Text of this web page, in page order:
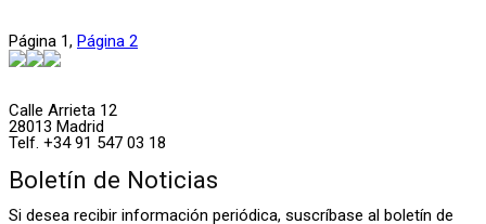
Página 1, Página 2
Calle Arrieta 12
28013 Madrid
Telf. +34 91 547 03 18
Boletín de Noticias
Si desea recibir información periódica, suscríbase al boletín de